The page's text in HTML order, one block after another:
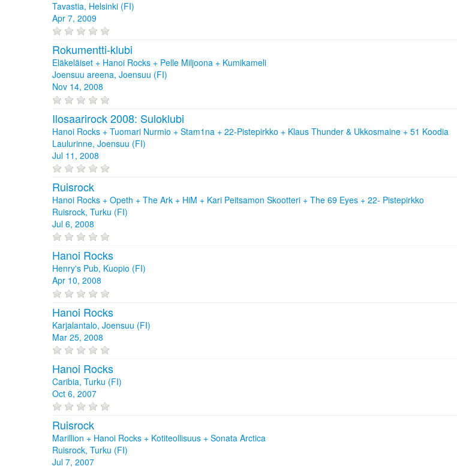
Tavastia, Helsinki (FI)
Apr 7, 2009
Rokumentti-klubi
Eläkeläiset + Hanoi Rocks + Pelle Miljoona + Kumikameli
Joensuu areena, Joensuu (FI)
Nov 14, 2008
Ilosaarirock 2008: Suloklubi
Hanoi Rocks + Tuomari Nurmio + Stam1na + 22-Pistepirkko + Klaus Thunder & Ukkosmaine + 51 Koodia
Laulurinne, Joensuu (FI)
Jul 11, 2008
Ruisrock
Hanoi Rocks + Opeth + The Ark + HiM + Kari Peitsamon Skootteri + The 69 Eyes + 22- Pistepirkko
Ruisrock, Turku (FI)
Jul 6, 2008
Hanoi Rocks
Henry's Pub, Kuopio (FI)
Apr 10, 2008
Hanoi Rocks
Karjalantalo, Joensuu (FI)
Mar 25, 2008
Hanoi Rocks
Caribia, Turku (FI)
Oct 6, 2007
Ruisrock
Marillion + Hanoi Rocks + Kotiteollisuus + Sonata Arctica
Ruisrock, Turku (FI)
Jul 7, 2007